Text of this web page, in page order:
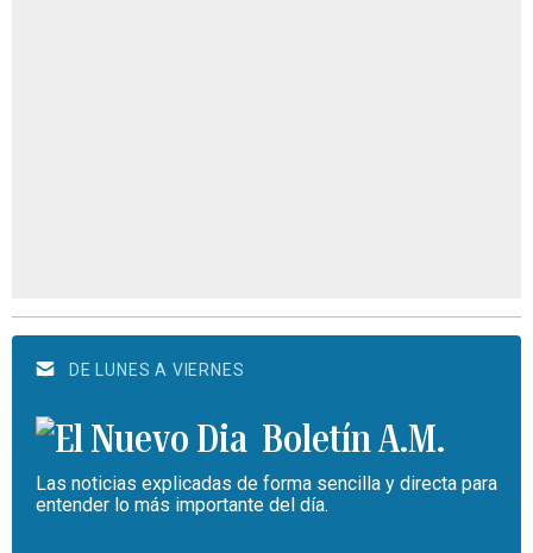
DE LUNES A VIERNES
Boletín A.M.
Las noticias explicadas de forma sencilla y directa para
entender lo más importante del día.